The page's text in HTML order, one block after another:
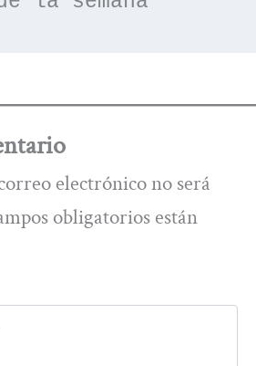
electrónico no será
obligatorios están